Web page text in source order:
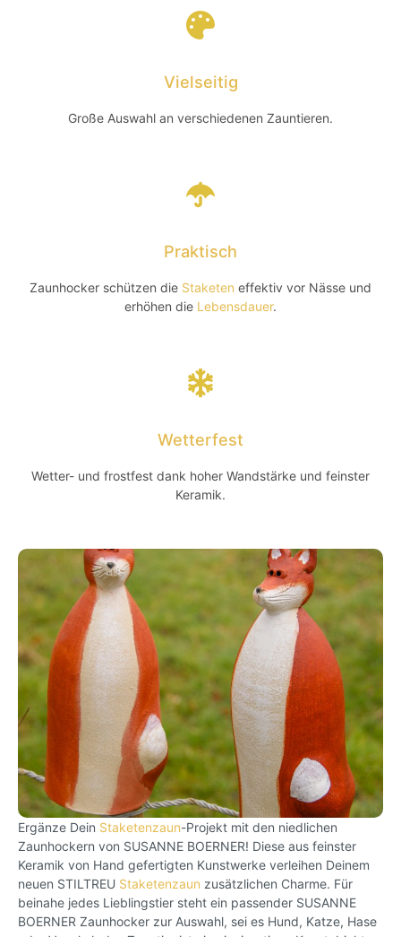
Vielseitig
Große Auswahl an verschiedenen Zauntieren.
Praktisch
Zaunhocker schützen die Staketen effektiv vor Nässe und
erhöhen die Lebensdauer.
Wetterfest
Wetter- und frostfest dank hoher Wandstärke und feinster
Keramik.
Ergänze Dein Staketenzaun-Projekt mit den niedlichen
Zaunhockern von SUSANNE BOERNER! Diese aus feinster
Keramik von Hand gefertigten Kunstwerke verleihen Deinem
neuen STILTREU Staketenzaun zusätzlichen Charme. Für
beinahe jedes Lieblingstier steht ein passender SUSANNE
BOERNER Zaunhocker zur Auswahl, sei es Hund, Katze, Hase